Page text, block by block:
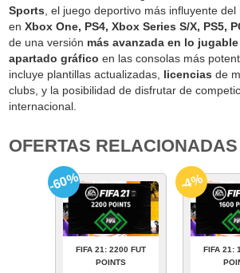
Sports , el juego deportivo más influyente
en Xbox One, PS4, Xbox Series S/X, PS5,
de una versión más avanzada en lo
apartado gráfico en las consolas más
incluye plantillas actualizadas, licencias de
clubs, y la posibilidad de disfrutar de
internacional.
OFERTAS RELACIONADAS
FIFA 21: 2200 FUT
POINTS
-60%
FIFA 21:
-4%